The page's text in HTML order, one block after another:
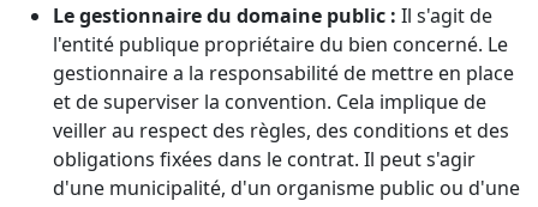
Le gestionnaire du domaine public : Il s'agit de
l'entité publique propriétaire du bien concerné. Le
gestionnaire a la responsabilité de mettre en place
et de superviser la convention. Cela implique de
veiller au respect des règles, des conditions et des
obligations fixées dans le contrat. Il peut s'agir
d'une municipalité, d'un organisme public ou d'une